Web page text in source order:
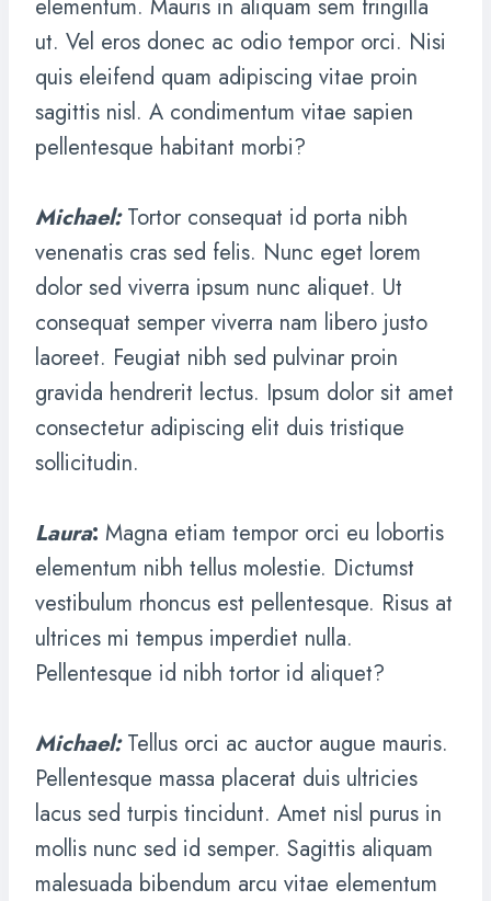
elementum. Mauris in aliquam sem fringilla
ut. Vel eros donec ac odio tempor orci. Nisi
quis eleifend quam adipiscing vitae proin
sagittis nisl. A condimentum vitae sapien
pellentesque habitant morbi?
Michael:Tortor consequat id porta nibh
venenatis cras sed felis. Nunc eget lorem
dolor sed viverra ipsum nunc aliquet. Ut
consequat semper viverra nam libero justo
laoreet. Feugiat nibh sed pulvinar proin
gravida hendrerit lectus. Ipsum dolor sit amet
consectetur adipiscing elit duis tristique
sollicitudin.
Laura: Magna etiam tempor orci eu lobortis
elementum nibh tellus molestie. Dictumst
vestibulum rhoncus est pellentesque. Risus at
ultrices mi tempus imperdiet nulla.
Pellentesque id nibh tortor id aliquet?
Michael:Tellus orci ac auctor augue mauris.
Pellentesque massa placerat duis ultricies
lacus sed turpis tincidunt. Amet nisl purus in
mollis nunc sed id semper. Sagittis aliquam
malesuada bibendum arcu vitae elementum